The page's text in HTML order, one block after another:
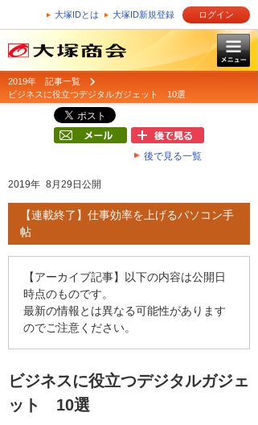
大塚IDとは 大塚ID新規登録 ログイン
2019年 記事一覧
ビジネスに役立つデジタルガジェット 10選
後で見る一覧
2019年 8月29日公開
【連載終了】仕事効率を上げるパソコン手
帖
【アーカイブ記事】以下の内容は公開日
時点のものです。
最新の情報とは異なる可能性があります
のでご注意ください。
ビジネスに役立つデジタルガジェ
ット 10選